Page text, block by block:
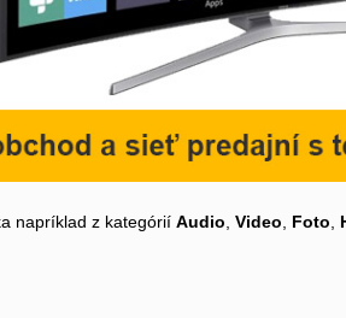
napríklad z kategórií Audio Video Foto